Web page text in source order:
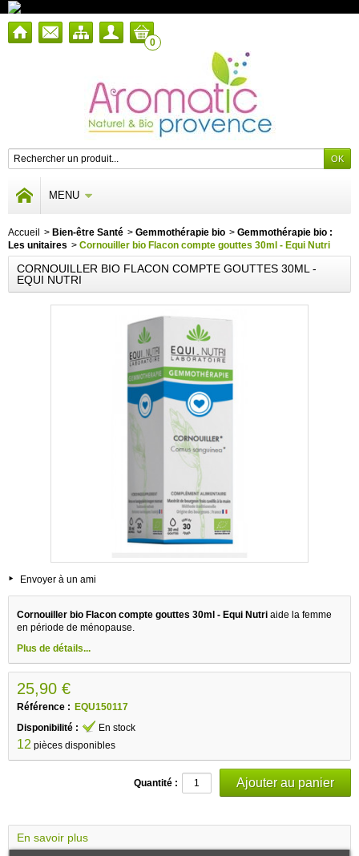
0
MENU
Accueil > Bien-être Santé > Gemmothérapie bio > Gemmothérapie bio :
Les unitaires > Cornouiller bio Flacon compte gouttes 30ml - Equi Nutri
CORNOUILLER BIO FLACON COMPTE GOUTTES 30ML -
EQUI NUTRI
Envoyer à un ami
Cornouiller bio Flacon compte gouttes 30ml - Equi Nutri aide la femme
en période de ménopause.
Plus de détails...
25,90 €
Référence : EQU150117
Disponibilité :
En stock
12 pièces disponibles
Quantité :
En savoir plus